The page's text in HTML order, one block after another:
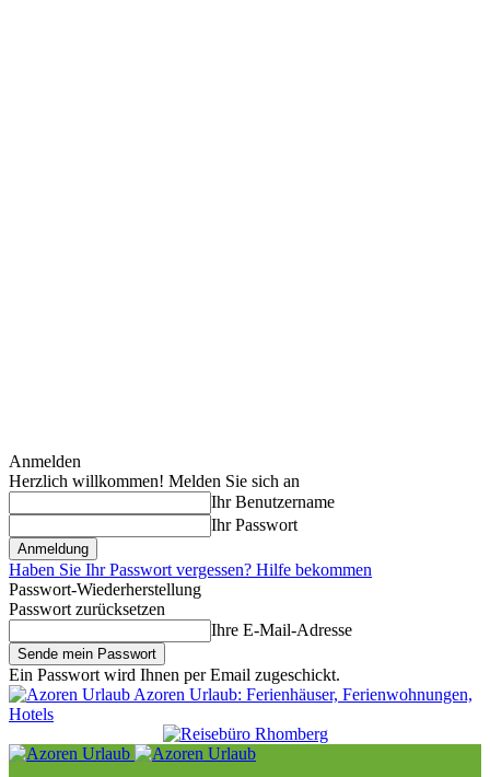
Anmelden
Herzlich willkommen! Melden Sie sich an
Ihr Benutzername
Ihr Passwort
Haben Sie Ihr Passwort vergessen? Hilfe bekommen
Passwort-Wiederherstellung
Passwort zurücksetzen
Ihre E-Mail-Adresse
Ein Passwort wird Ihnen per Email zugeschickt.
Azoren Urlaub: Ferienhäuser, Ferienwohnungen,
Hotels